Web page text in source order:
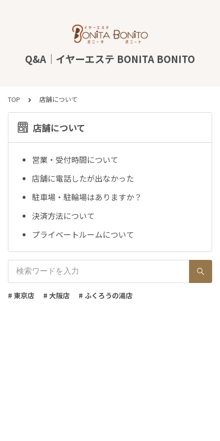
Q&A｜イヤーエステ BONITA BONITO
TOP 店舗について
店舗について
営業・受付時間について
店舗に電話したが出なかった
駐車場・駐輪場はありますか？
決済方法について
プライベートルームについて
# 東京店 # 大阪店 # ふくろうの湯店